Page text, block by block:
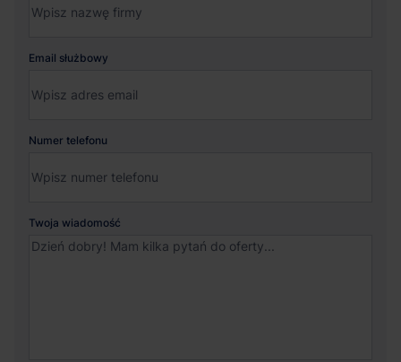
Email służbowy
Numer telefonu
Twoja wiadomość